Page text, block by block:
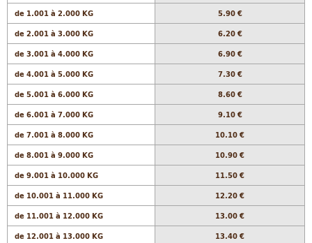
de 1.001 à 2.000 KG
5.90 €
de 2.001 à 3.000 KG
6.20 €
de 3.001 à 4.000 KG
6.90 €
de 4.001 à 5.000 KG
7.30 €
de 5.001 à 6.000 KG
8.60 €
de 6.001 à 7.000 KG
9.10 €
de 7.001 à 8.000 KG
10.10 €
de 8.001 à 9.000 KG
10.90 €
de 9.001 à 10.000 KG
11.50 €
de 10.001 à 11.000 KG
12.20 €
de 11.001 à 12.000 KG
13.00 €
de 12.001 à 13.000 KG
13.40 €